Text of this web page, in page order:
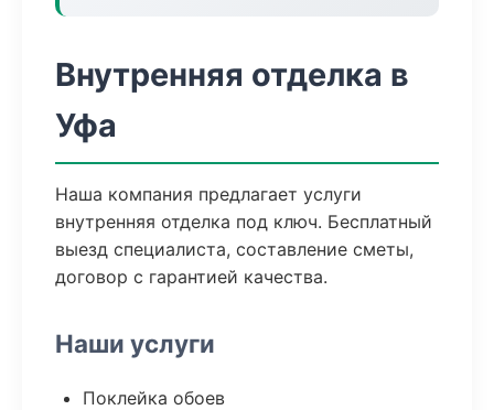
Внутренняя отделка в
Уфа
Наша компания предлагает услуги
внутренняя отделка под ключ. Бесплатный
выезд специалиста, составление сметы,
договор с гарантией качества.
Наши услуги
Поклейка обоев